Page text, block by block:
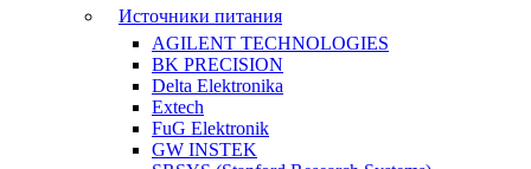
Источники питания
AGILENT TECHNOLOGIES
BK PRECISION
Delta Elektronika
Extech
FuG Elektronik
GW INSTEK